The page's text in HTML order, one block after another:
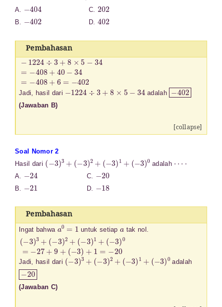
A.
404
C.
202
B.
402
D.
402
Pembahasan
1224÷3 8× 34
Jadi, hasil dari
1224 3+ ×5 34
adalah
−402
(Jawaban B)
[collapse]
Soal Nomor 2
Hasil dari
( 3)3 −3 2+ 3) +( − 0
adalah
A.
24
C.
20
B.
21
D.
18
Pembahasan
Ingat bahwa
a0=1
untuk setiap
a
tak nol.
(−3)3+(−3)2+( −3)1+
(−3)0=− 27+9+(− 3)+1= −20
Jadi, hasil dari
(− 3)3 +( −3 2+( 3) +( − 0
adalah
−20
(Jawaban C)